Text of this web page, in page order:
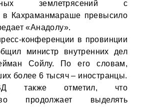
землетрясений с
в Кахраманмараше превысило
«Анадолу».
конференции в провинции
министр внутренних дел
Сойлу. По его словам,
более 6 тысяч – иностранцы.
также отметил, что
продолжает выделять